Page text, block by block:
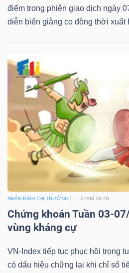
điểm trong phiên giao dịch ngày
diễn biến giằng co đồng thời xuất
NHẬN ĐỊNH THỊ TRƯỜNG 07/08 18:28
Chứng khoán Tuần 03-
vùng kháng cự
VN-Index tiếp tục phục hồi trong
có dấu hiệu chững lại khi chỉ số